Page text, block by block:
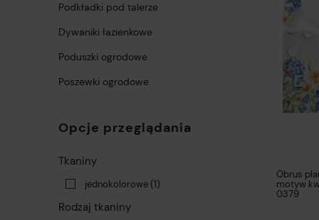
Podkładki pod talerze
Dywaniki łazienkowe
Poduszki ogrodowe
Poszewki ogrodowe
Opcje przeglądania
Tkaniny
jednokolorowe (1)
Rodzaj tkaniny
Obrus
motyw
0379